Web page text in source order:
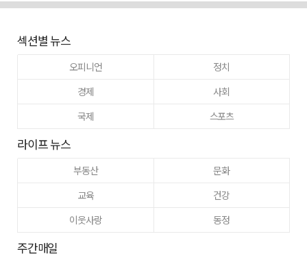
섹션별 뉴스
오피니언
정치
경제
사회
국제
스포츠
라이프 뉴스
부동산
문화
교육
건강
이웃사랑
동정
주간매일